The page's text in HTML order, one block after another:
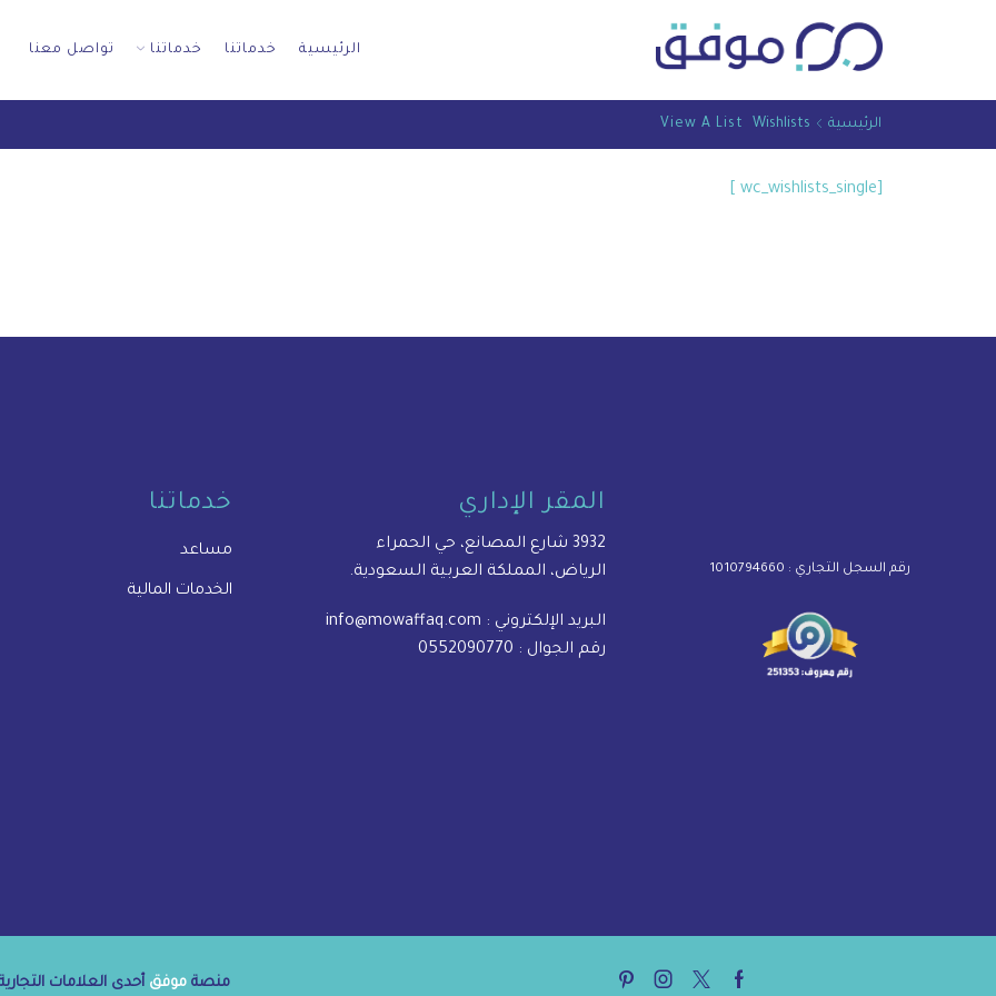
الرئيسية خدماتنا خدماتنا تواصل معنا
الرئيسية Wishlists
View A List
[wc_wishlists_single ]
خدماتنا
مساعد
الخدمات المالية
المقر الإداري
3932 شارع المصانع، حي الحمراء
الرياض، المملكة العربية السعودية.
البريد الإلكتروني : info@mowaffaq.com
رقم الجوال : 0552090770
رقم السجل التجاري : 1010794660
منصة موفق أحدى العلامات Facebook
Twitter